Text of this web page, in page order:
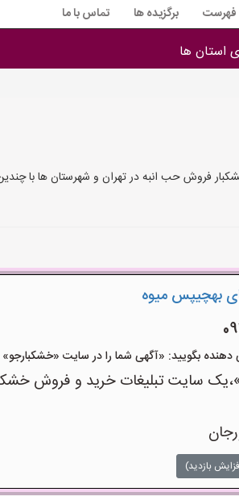
فهرست برگزیده ها تماس با ما
استان ها
فروش حب انبه در تهران و شهرستان ها با
بهچیپس میوه
بگویید: «آگهی شما را در سایت «خشکبارجو» دیده ام و کد
سایت تبلیغات خرید و فروش
بازدید)